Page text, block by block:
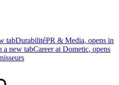
tabDurabilitéPR & Media, opens in
a new tabCareer at Dometic, opens